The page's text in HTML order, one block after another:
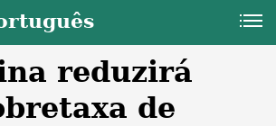
reduzirá
de